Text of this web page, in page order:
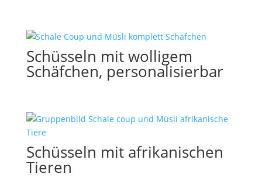
Schüsseln mit wolligem
Schäfchen, personalisierbar
Schüsseln mit afrikanischen
Tieren